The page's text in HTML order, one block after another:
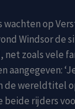
wachten op
Windsor de
zoals vele
aangegeven:
de wereldtitel
beide rijders